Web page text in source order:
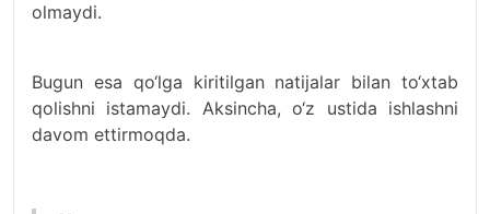
olmaydi.
Bugun esa qo‘lga kiritilgan natijalar bilan to‘xtab
qolishni istamaydi. Aksincha, o‘z ustida ishlashni
davom ettirmoqda.